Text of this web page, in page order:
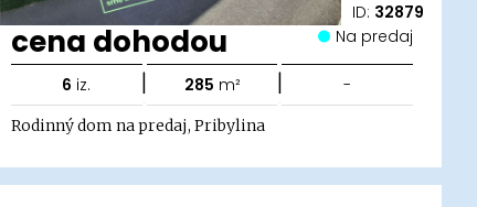
ID: 32879
cena dohodou Na predaj
6 iz. | 285 m² | -
Rodinný dom na predaj, Pribylina